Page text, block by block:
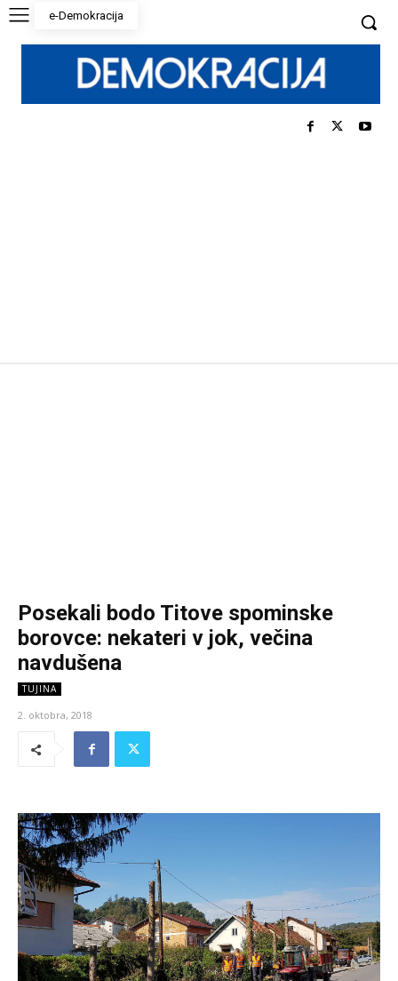
e-Demokracija
Posekali bodo Titove spominske
borovce: nekateri v jok, večina
navdušena
TUJINA
2. oktobra, 2018